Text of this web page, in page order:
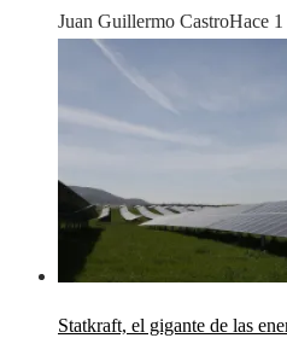
Juan Guillermo CastroHace 1
Statkraft, el gigante de las